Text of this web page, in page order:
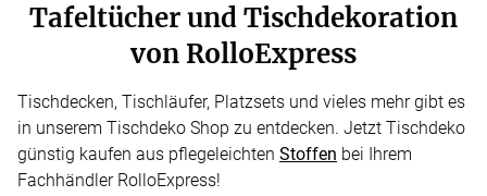
Tafeltücher und Tischdekoration
von RolloExpress
Tischdecken, Tischläufer, Platzsets und vieles mehr gibt es
in unserem Tischdeko Shop zu entdecken. Jetzt Tischdeko
günstig kaufen aus pflegeleichten Stoffen bei Ihrem
Fachhändler RolloExpress!